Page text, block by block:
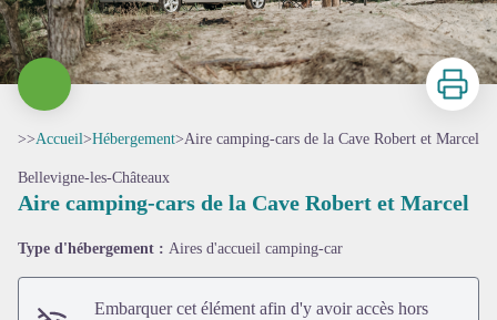
Voir l'image en plein écran
Imprimer
>>Accueil>Hébergement>Aire camping-cars de la Cave Robert et Marcel
Bellevigne-les-Châteaux
Aire camping-cars de la Cave Robert et Marcel
Type d'hébergement : Aires d'accueil camping-car
Embarquer cet élément afin d'y avoir accès hors